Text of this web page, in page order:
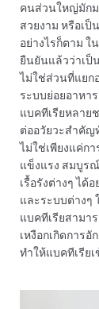
คนส่วนใหญ่มักม
สวยงาม หรือเป็
อย่างไรก็ตาม
ยืนยันแล้วว่าเป็
ไม่ใช่ส่วนที่แยก
ระบบย่อยอาหา
แบคทีเรียหลาย
ต่ออวัยวะสำคัญ
ไม่ใช่เพียงแค่ก
แข็งแรง สมบูร
เรื้อรังต่างๆ ได้
และระบบต่างๆ
แบคทีเรียสามา
เหงือกเกิดการ
ทำให้แบคทีเรีย